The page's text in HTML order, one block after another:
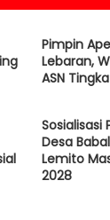
Pimpin
Lebaran,
ASN
Sosialisasi
Desa
Lemito
2028